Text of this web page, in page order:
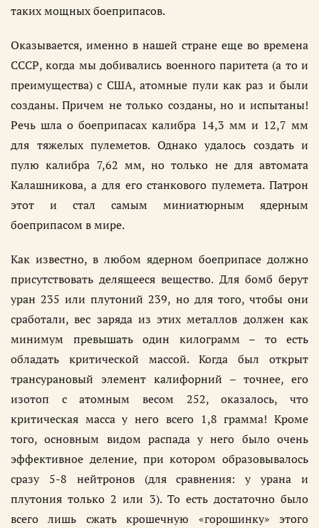
таких мощных боеприпасов.
Оказывается, именно в нашей стране еще во времена
СССР, когда мы добивались военного паритета (а то и
преимущества) с США, атомные пули как раз и были
созданы. Причем не только созданы, но и испытаны!
Речь шла о боеприпасах калибра 14,3 мм и 12,7 мм
для тяжелых пулеметов. Однако удалось создать и
пулю калибра 7,62 мм, но только не для автомата
Калашникова, а для его станкового пулемета. Патрон
этот и стал самым миниатюрным ядерным
боеприпасом в мире.
Как известно, в любом ядерном боеприпасе должно
присутствовать делящееся вещество. Для бомб берут
уран 235 или плутоний 239, но для того, чтобы они
сработали, вес заряда из этих металлов должен как
минимум превышать один килограмм – то есть
обладать критической массой. Когда был открыт
трансурановый элемент калифорний – точнее, его
изотоп с атомным весом 252, оказалось, что
критическая масса у него всего 1,8 грамма! Кроме
того, основным видом распада у него было очень
эффективное деление, при котором образовывалось
сразу 5-8 нейтронов (для сравнения: у урана и
плутония только 2 или 3). То есть достаточно было
всего лишь сжать крошечную «горошинку» этого